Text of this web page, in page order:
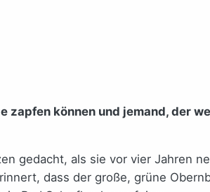
zapfen können und jemand, der
gedacht, als sie vor vier Jahren
dass der große, grüne